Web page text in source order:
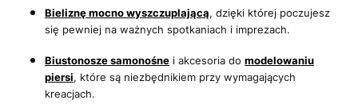
Bieliznę mocno wyszczuplającą, dzięki której poczujesz
się pewniej na ważnych spotkaniach i imprezach.
Biustonosze samonośne i akcesoria do modelowaniu
piersi, które są niezbędnikiem przy wymagających
kreacjach.